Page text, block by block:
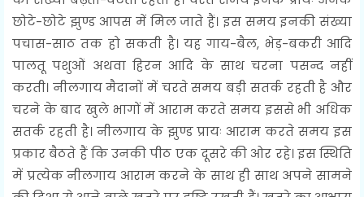
छोटे-छोटे झुण्ड आपस में मिल जाते हैं। इस समय इनकी संख्या
पचास-साठ तक हो सकती है। यह गाय-बैल, भेड़-बकरी आदि
पालतू पशुओं अथवा हिरन आदि के साथ चरना पसन्द नहीं
करती। नीलगाय मैदानों में चरते समय बड़ी सतर्क रहती है और
चरने के बाद खुले भागों में आराम करते समय इससे भी अधिक
सतर्क रहती है। नीलगाय के झुण्ड प्रायः आराम करते समय इस
प्रकार बैठते हैं कि उनकी पीठ एक दूसरे की ओर रहे। इस स्थिति
में प्रत्येक नीलगाय आराम करने के साथ ही साथ अपने सामने